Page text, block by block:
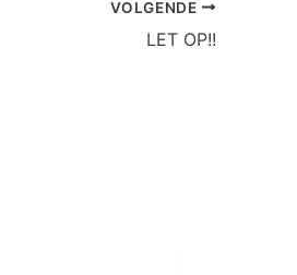
VOLGENDE
LET OP!!